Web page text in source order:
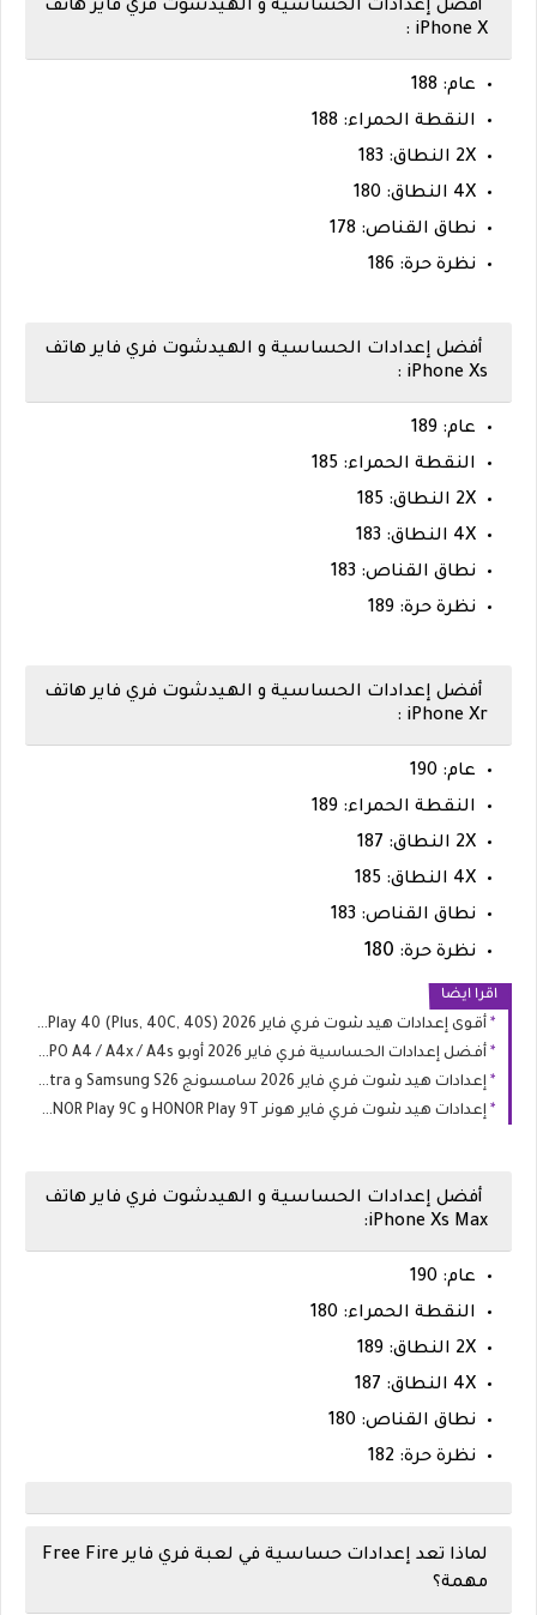
أفضل إعدادات الحساسية و الهيدشوت فري فاير هاتف
iPhone X :
عام: 188
النقطة الحمراء: 188
2X النطاق: 183
4X النطاق: 180
نطاق القناص: 178
نظرة حرة: 186
أفضل إعدادات الحساسية و الهيدشوت فري فاير هاتف
iPhone Xs :
عام: 189
النقطة الحمراء: 185
2X النطاق: 185
4X النطاق: 183
نطاق القناص: 183
نظرة حرة: 189
أفضل إعدادات الحساسية و الهيدشوت فري فاير هاتف
iPhone Xr :
عام: 190
النقطة الحمراء: 189
2X النطاق: 187
4X النطاق: 185
نطاق القناص: 183
نظرة حرة: 180
اقرا ايضا
أقوى إعدادات هيد شوت فري فاير 2026 HONOR Play 40 (Plus, 40C, 40S)
أفضل إعدادات الحساسية فري فاير 2026 أوبو OPPO A4 / A4x / A4s
إعدادات هيد شوت فري فاير 2026 سامسونج Samsung S26 و S26 Ultra
إعدادات هيد شوت فري فاير هونر HONOR Play 9T و HONOR Play 9C
أفضل إعدادات الحساسية و الهيدشوت فري فاير هاتف
iPhone Xs Max:
عام: 190
النقطة الحمراء: 180
2X النطاق: 189
4X النطاق: 187
نطاق القناص: 180
نظرة حرة: 182
لماذا تعد إعدادات حساسية في لعبة فري فاير Free Fire
مهمة؟